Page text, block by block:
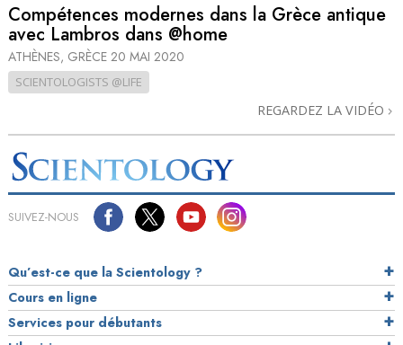
Compétences modernes dans la Grèce antique
avec Lambros dans @home
ATHÈNES, GRÈCE 20 MAI 2020
SCIENTOLOGISTS @LIFE
REGARDEZ LA VIDÉO
SUIVEZ-NOUS
Qu’est-ce que la Scientology ?
Cours en ligne
Services pour débutants